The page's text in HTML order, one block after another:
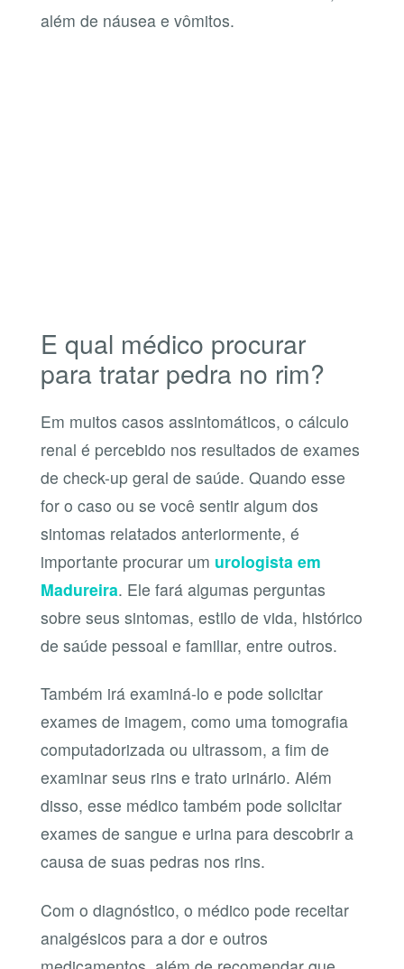
além de náusea e vômitos.
E qual médico procurar
para tratar pedra no rim?
Em muitos casos assintomáticos, o cálculo
renal é percebido nos resultados de exames
de check-up geral de saúde. Quando esse
for o caso ou se você sentir algum dos
sintomas relatados anteriormente, é
importante procurar um urologista em
Madureira. Ele fará algumas perguntas
sobre seus sintomas, estilo de vida, histórico
de saúde pessoal e familiar, entre outros.
Também irá examiná-lo e pode solicitar
exames de imagem, como uma tomografia
computadorizada ou ultrassom, a fim de
examinar seus rins e trato urinário. Além
disso, esse médico também pode solicitar
exames de sangue e urina para descobrir a
causa de suas pedras nos rins.
Com o diagnóstico, o médico pode receitar
analgésicos para a dor e outros